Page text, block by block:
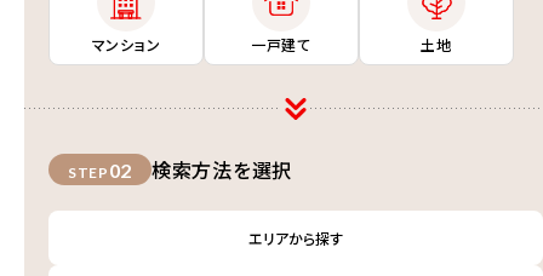
マンション 一戸建て 土地
STEP 02 検索方法を選択
エリアから探す